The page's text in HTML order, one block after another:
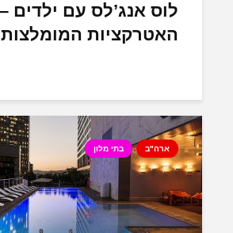
לוס אנג’לס עם ילדים –
האטרקציות המומלצות
ארה"ב בתי מלון